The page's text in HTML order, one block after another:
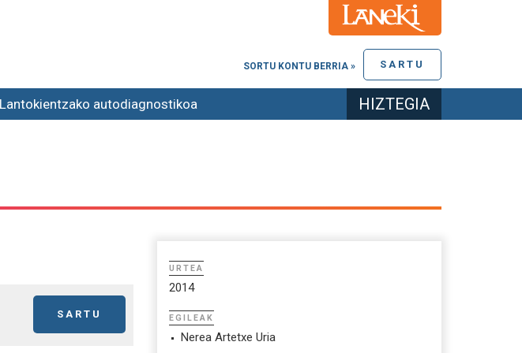
SARTU
SORTU KONTU BERRIA »
Lantokientzako autodiagnostikoa HIZTEGIA
SARTU
URTEA
2014
EGILEAK
Nerea Artetxe Uria